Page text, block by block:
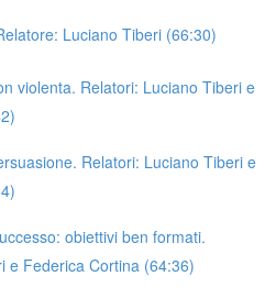
Luciano Tiberi (66:30)
violenta. Relatori: Luciano Tiberi e
Relatori: Luciano Tiberi e
obiettivi ben formati.
e Federica Cortina (64:36)